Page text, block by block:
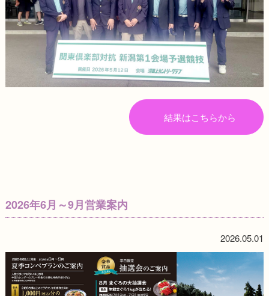
結果はこちらから
2026年6月～9月営業案内
2026.05.01